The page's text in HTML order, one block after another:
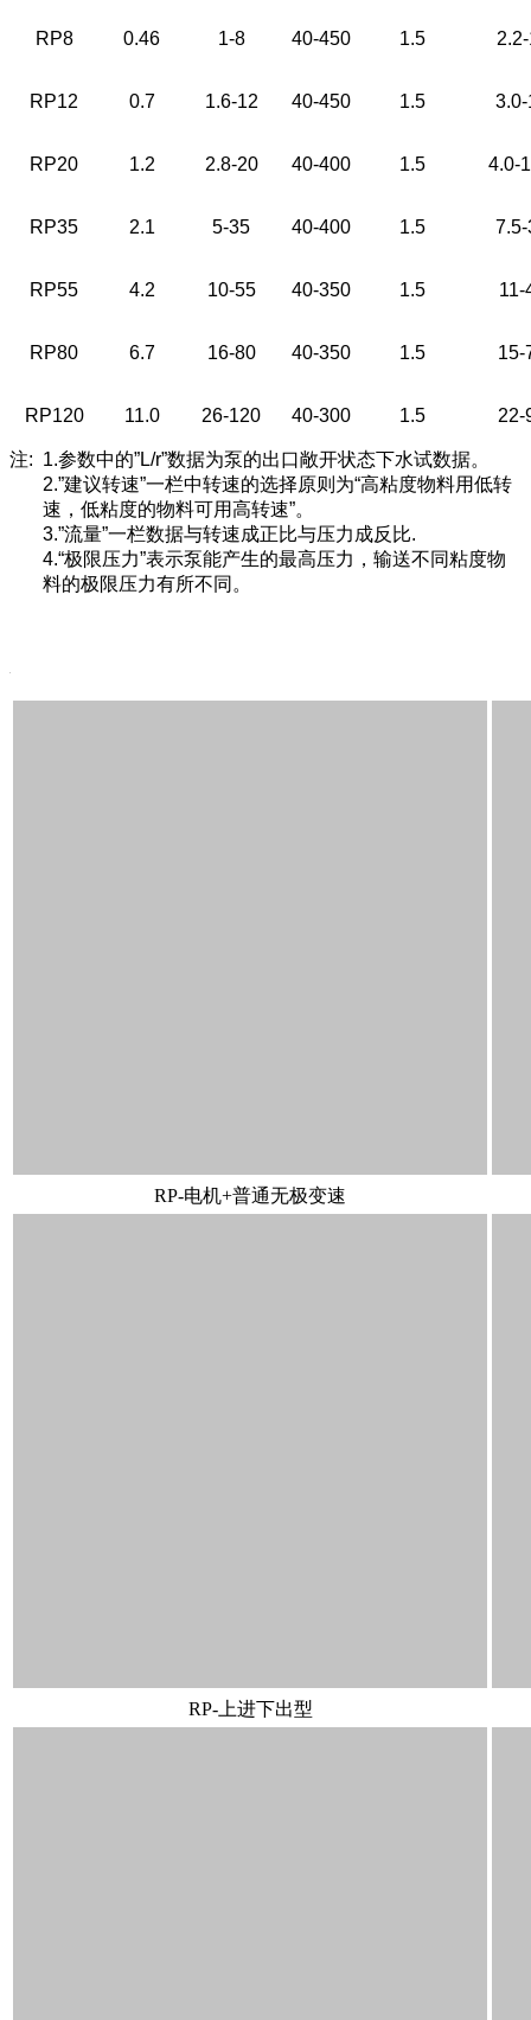
RP8 0.46 1-8 40-450 1.5
RP12 0.7 1.6-12 40-450 1.5
RP20 1.2 2.8-20 40-400 1.5 4.0-
RP35 2.1 5-35 40-400 1.5
RP55 4.2 10-55 40-350 1.5 11-
RP80 6.7 16-80 40-350 1.5 15-
RP120 11.0 26-120 40-300 1.5 22-
注: 1.参数中的”L/r”数据为泵的出口敞开状态下水试数据。
2.”建议转速”一栏中转速的选择原则为“高粘度物料用低转
速，低粘度的物料可用高转速”。
3.”流量”一栏数据与转速成正比与压力成反比.
4.“极限压力”表示泵能产生的最高压力，输送不同粘度物
料的极限压力有所不同。
RP-电机+普通无极变速
RP-上进下出型